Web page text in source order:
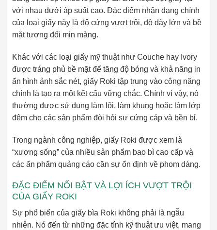
với nhau dưới áp suất cao. Đặc điểm nhận dạng chính
của loại giấy này là độ cứng vượt trội, độ dày lớn và bề
mặt tương đối mịn màng.
Khác với các loại giấy mỹ thuật như Couche hay Ivory
được tráng phủ bề mặt để tăng độ bóng và khả năng in
ấn hình ảnh sắc nét, giấy Roki tập trung vào công năng
chính là tạo ra một kết cấu vững chắc. Chính vì vậy, nó
thường được sử dụng làm lõi, làm khung hoặc làm lớp
đệm cho các sản phẩm đòi hỏi sự cứng cáp và bền bỉ.
Trong ngành công nghiệp, giấy Roki được xem là
“xương sống” của nhiều sản phẩm bao bì cao cấp và
các ấn phẩm quảng cáo cần sự ổn định về phom dáng.
ĐẶC ĐIỂM NỔI BẬT VÀ LỢI ÍCH VƯỢT TRỘI
CỦA GIẤY ROKI
Sự phổ biến của giấy bìa Roki không phải là ngẫu
nhiên. Nó đến từ những đặc tính kỹ thuật ưu việt, mang